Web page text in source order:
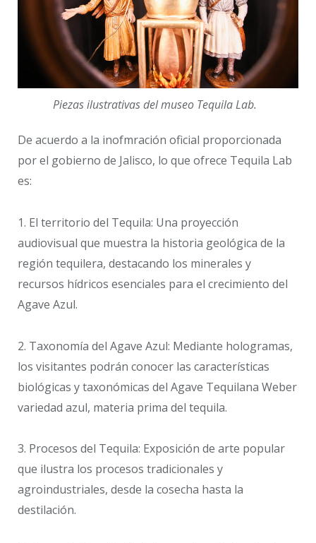
Piezas ilustrativas del museo Tequila Lab.
De acuerdo a la inofmración oficial proporcionada
por el gobierno de Jalisco, lo que ofrece Tequila Lab
es:
1.​ El territorio del Tequila: Una proyección
audiovisual que muestra la historia geológica de la
región tequilera, destacando los minerales y
recursos hídricos esenciales para el crecimiento del
Agave Azul.
2.​ Taxonomía del Agave Azul: Mediante hologramas,
los visitantes podrán conocer las características
biológicas y taxonómicas del Agave Tequilana Weber
variedad azul, materia prima del tequila.
3. ​Procesos del Tequila: Exposición de arte popular
que ilustra los procesos tradicionales y
agroindustriales, desde la cosecha hasta la
destilación.